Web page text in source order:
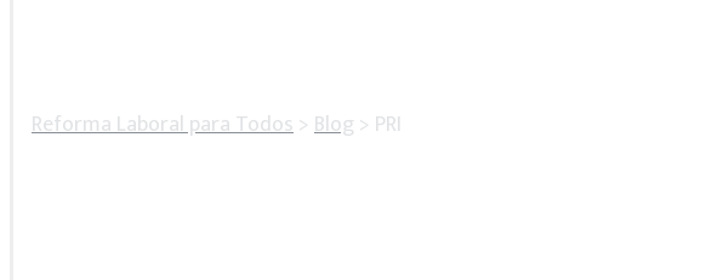
Reforma Laboral para Todos> Blog > PRI